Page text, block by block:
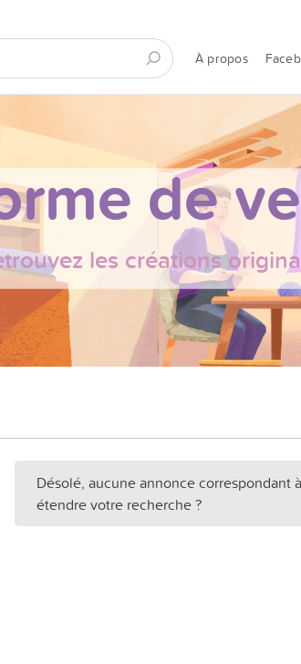
À propos
de
les créations
Désolé, aucune annonce correspondant
étendre votre recherche ?